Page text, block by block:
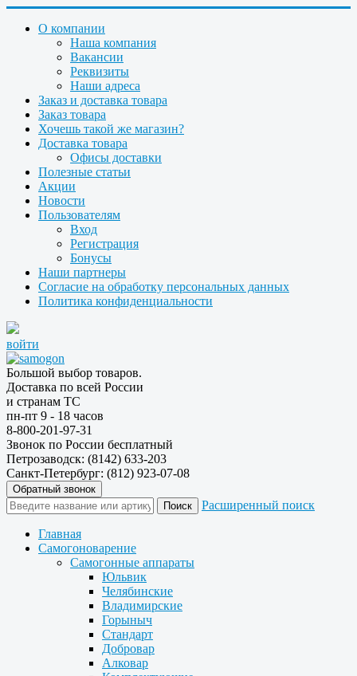
О компании
Наша компания
Вакансии
Реквизиты
Наши адреса
Заказ и доставка товара
Заказ товара
Хочешь такой же магазин?
Доставка товара
Офисы доставки
Полезные статьи
Акции
Новости
Пользователям
Вход
Регистрация
Бонусы
Наши партнеры
Согласие на обработку персональных данных
Политика конфиденциальности
войти
Большой выбор товаров.
Доставка по всей России
и странам ТС
пн-пт 9 - 18 часов
8-800-201-97-31
Звонок по России бесплатный
Петрозаводск: (8142) 633-203
Санкт-Петербург: (812) 923-07-08
Обратный звонок
Расширенный поиск
Главная
Самогоноварение
Самогонные аппараты
Юльвик
Челябинские
Владимирские
Горыныч
Стандарт
Добровар
Алковар